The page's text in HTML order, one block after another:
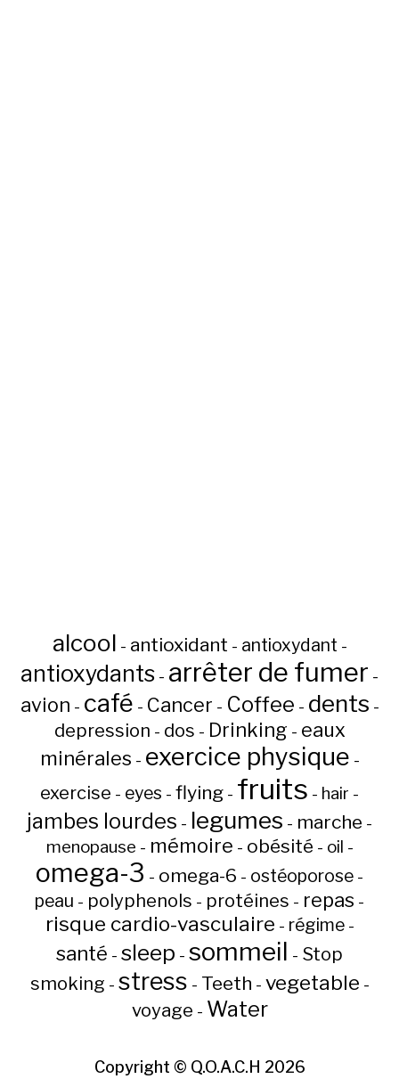
alcool - antioxidant - antioxydant -
antioxydants - arrêter de fumer -
avion - café - Cancer - Coffee - dents -
depression - dos - Drinking - eaux
minérales - exercice physique -
exercise - eyes - flying - fruits - hair -
jambes lourdes - legumes - marche -
menopause - mémoire - obésité - oil -
omega-3 - omega-6 - ostéoporose -
peau - polyphenols - protéines - repas -
risque cardio-vasculaire - régime-
santé - sleep - sommeil - Stop
smoking - stress - Teeth - vegetable -
voyage - Water
Copyright © Q.O.A.C.H 2026